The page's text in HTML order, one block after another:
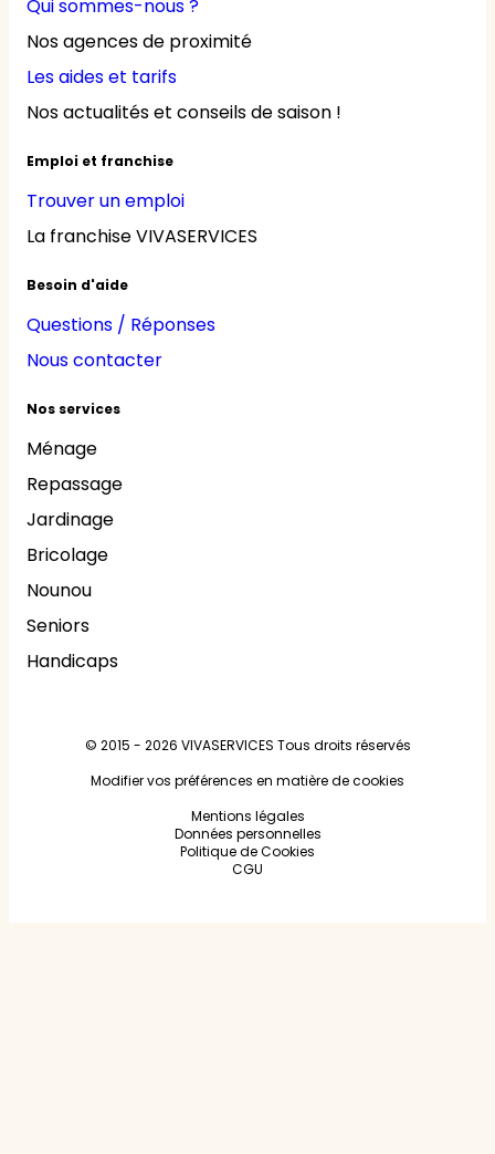
Qui sommes-nous ?
Nos agences de proximité
Les aides et tarifs
Nos actualités et conseils de saison !
Emploi et franchise
Trouver un emploi
La franchise VIVASERVICES
Besoin d'aide
Questions / Réponses
Nous contacter
Nos services
Ménage
Repassage
Jardinage
Bricolage
Nounou
Seniors
Handicaps
© 2015 - 2026 VIVASERVICES Tous droits réservés
Modifier vos préférences en matière de cookies
Mentions légales
Données personnelles
Politique de Cookies
CGU